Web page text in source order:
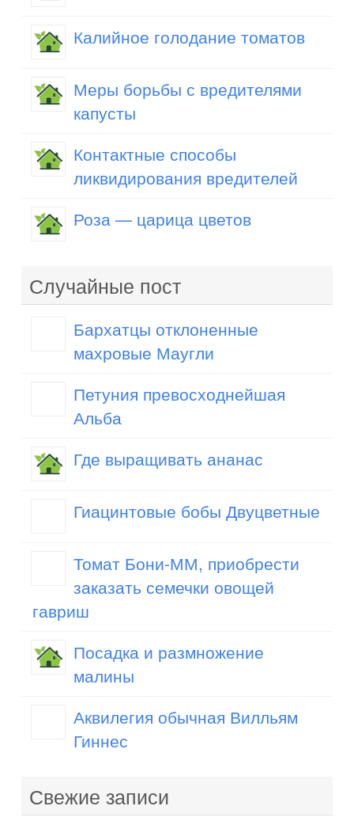
Калийное голодание томатов
Меры борьбы с вредителями
капусты
Контактные способы
ликвидирования вредителей
Роза — царица цветов
Случайные пост
Бархатцы отклоненные
махровые Маугли
Петуния превосходнейшая
Альба
Где выращивать ананас
Гиацинтовые бобы Двуцветные
Томат Бони-ММ, приобрести
заказать семечки овощей
гавриш
Посадка и размножение
малины
Аквилегия обычная Вилльям
Гиннес
Свежие записи